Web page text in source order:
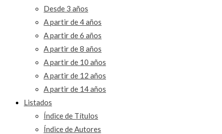
Desde 3 años
A partir de 4 años
A partir de 6 años
A partir de 8 años
A partir de 10 años
A partir de 12 años
A partir de 14 años
Listados
Índice de Títulos
Índice de Autores